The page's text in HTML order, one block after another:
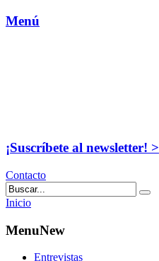
Menú
¡Suscríbete al newsletter! >
Contacto
Inicio
MenuNew
Entrevistas